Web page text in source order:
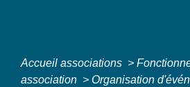
Accueil associations >
association > Organisation